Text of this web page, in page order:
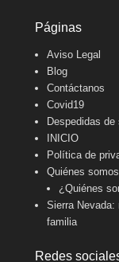
Páginas
Aviso Legal
Blog
Contáctanos
Covid19
Despedidas de
INICIO
Política de
Quiénes somos
¿Quiénes
Sierra
familia
Redes